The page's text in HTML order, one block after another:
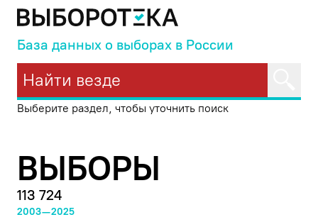
База данных о выборах в России
Выберите раздел, чтобы уточнить поиск
ВЫБОРЫ
113 724
2003—2025